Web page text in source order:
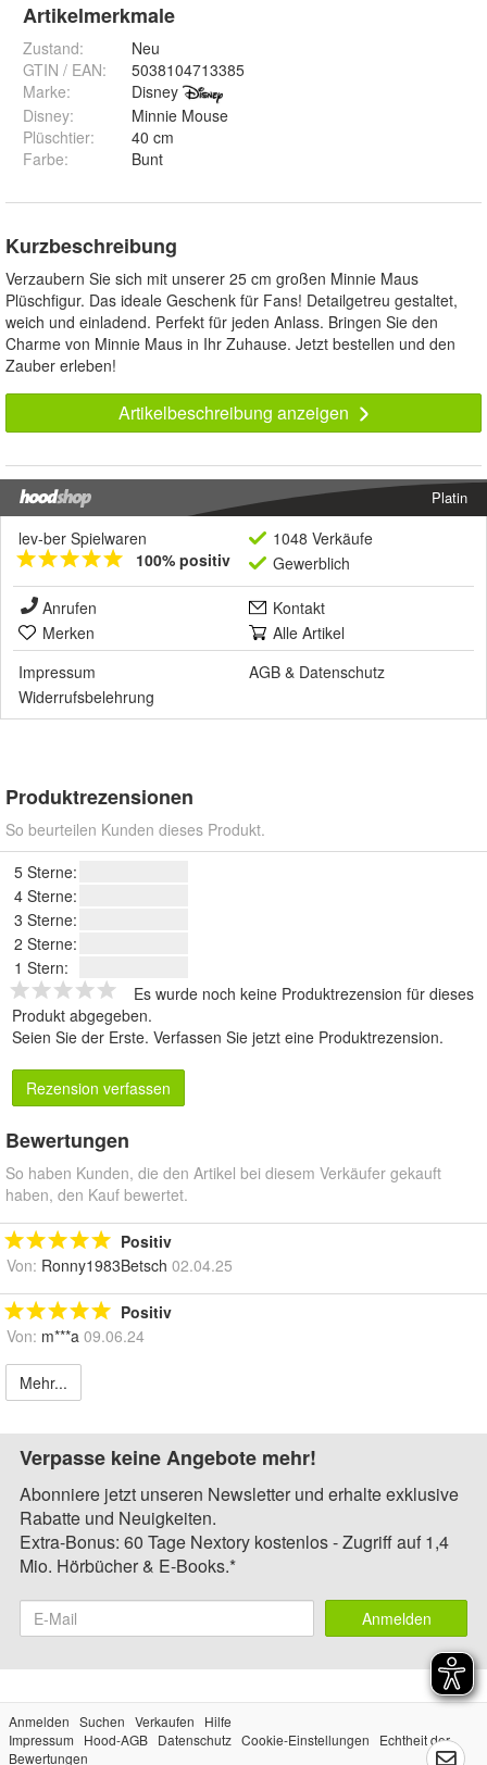
Artikelmerkmale
Zustand:
Neu
GTIN / EAN:
5038104713385
Marke:
Disney
Disney:
Minnie Mouse
Plüschtier:
40 cm
Farbe: Bunt
Kurzbeschreibung
Verzaubern Sie sich mit unserer 25 cm großen Minnie Maus
Plüschfigur. Das ideale Geschenk für Fans! Detailgetreu gestaltet,
weich und einladend. Perfekt für jeden Anlass. Bringen Sie den
Charme von Minnie Maus in Ihr Zuhause. Jetzt bestellen und den
Zauber erleben!
Artikelbeschreibung anzeigen
Platin
lev-ber Spielwaren
100% positiv
1048 Verkäufe
Gewerblich
Anrufen
Kontakt
Merken
Alle Artikel
Impressum
AGB & Datenschutz
Widerrufsbelehrung
Produktrezensionen
So beurteilen Kunden dieses Produkt.
5 Sterne:
4 Sterne:
3 Sterne:
2 Sterne:
1 Stern:
Es wurde noch keine Produktrezension für dieses
Produkt abgegeben.
Seien Sie der Erste. Verfassen Sie jetzt eine Produktrezension.
Rezension verfassen
Bewertungen
So haben Kunden, die den Artikel bei diesem Verkäufer gekauft
haben, den Kauf bewertet.
Positiv
Von: Ronny1983Betsch 02.04.25
Positiv
Von: m***a 09.06.24
Mehr...
Verpasse keine Angebote mehr!
Abonniere jetzt unseren Newsletter und erhalte exklusive
Rabatte und Neuigkeiten.
Extra-Bonus: 60 Tage Nextory kostenlos - Zugriff auf 1,4
Mio. Hörbücher & E-Books.*
Anmelden
Anmelden Suchen Verkaufen
Hilfe
Impressum
Hood-AGB Datenschutz Cookie-Einstellungen
Echtheit der
Bewertungen